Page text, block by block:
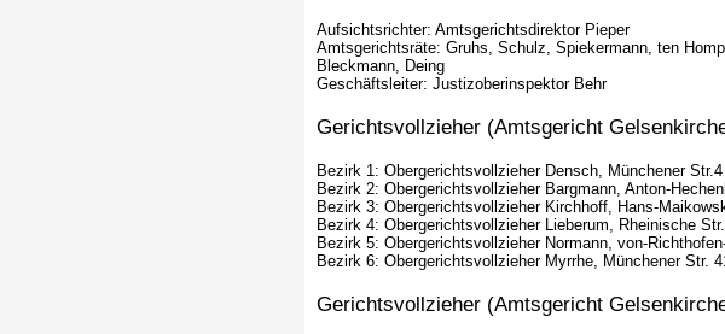
Aufsichtsrichter: Amtsgerichtsdirektor Pieper
Amtsgerichtsräte: Gruhs, Schulz, Spiekermann, ten
Bleckmann, Deing
Geschäftsleiter: Justizoberinspektor Behr
Gerichtsvollzieher (Amtsgericht
Bezirk 1: Obergerichtsvollzieher Densch, Münchener Str.4
Bezirk 2: Obergerichtsvollzieher Bargmann, Anton-
Bezirk 3: Obergerichtsvollzieher Kirchhoff, Hans-
Bezirk 4: Obergerichtsvollzieher Lieberum, Rheinische
Bezirk 5: Obergerichtsvollzieher Normann, von-
Bezirk 6: Obergerichtsvollzieher Myrrhe, Münchener Str.
Gerichtsvollzieher (Amtsgericht